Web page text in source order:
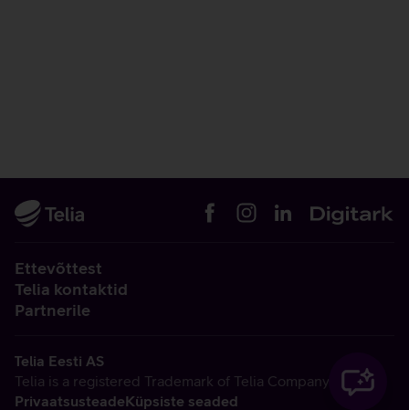
Ettevõttest
Telia kontaktid
Partnerile
Telia Eesti AS
Telia is a registered Trademark of Telia Company AB
PrivaatsusteadeKüpsiste seaded